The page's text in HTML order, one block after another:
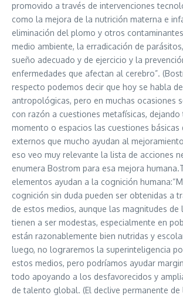
promovido a través de intervenciones
como la mejora de la nutrición materna e
eliminación del plomo y otros
medio ambiente, la erradicación de
sueño adecuado y de ejercicio y la
enfermedades que afectan al cerebro”.
respecto podemos decir que hoy se habla
antropológicas, pero en muchas ocasiones
con razón a cuestiones metafísicas,
momento o espacios las cuestiones
externos que mucho ayudan al
eso veo muy relevante la lista de acciones
enumera Bostrom para esa mejora
elementos ayudan a la cognición
cognición sin duda pueden ser obtenidas a
de estos medios, aunque las magnitudes de
tienen a ser modestas, especialmente en
están razonablemente bien nutridas y
luego, no lograremos la superinteligencia
estos medios, pero podríamos ayudar
todo apoyando a los desfavorecidos y
de talento global. (El declive permanente de